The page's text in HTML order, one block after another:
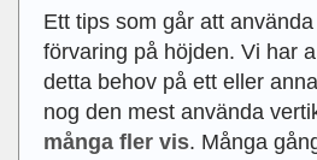
Ett tips som går att
förvaring på höjden. Vi har
detta behov på ett eller
nog den mest använda
många fler vis. Många